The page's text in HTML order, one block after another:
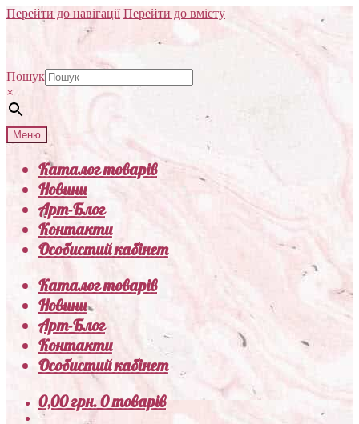
Перейти до навігації Перейти до вмісту
Пошук
×
Меню
Каталог товарів
Новини
Арт-Блог
Контакти
Особистий кабінет
Каталог товарів
Новини
Арт-Блог
Контакти
Особистий кабінет
0,00грн.0 товарів